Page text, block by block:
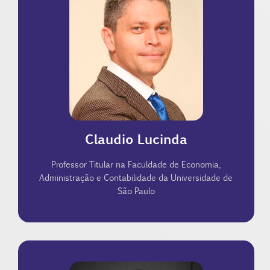
Claudio Lucinda
Professor Titular na Faculdade de Economia,
Administração e Contabilidade da Universidade de
São Paulo
Professor Titular na Faculdade de Economia,
Administração e Contabilidade da Universidade de
São Paulo. Concluiu o doutorado em Economia de
Empresas pela Escola de Administração de
Empresas de São Paulo em 2004 e foi Visiting
Scholar na Universidade de Chicago - USA e na
University of Southern California, além de Livre-
Docente pela Universidade de São Paulo.
Atualmente é Membro da Sociedade Brasileira de
Econometria, da Sociedade Brasileira de Finanças
e Bolsista de Produtividade em Pesquisa nível 2 do
CNPq. Atua na área de Economia, com ênfase em
Economia do Antitruste e da Regulação.